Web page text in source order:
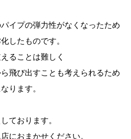
イプの弾力性がなくなったため
したものです。
ることは難しく
飛び出すことも考えられるため
ります。
ております。
におまかせください。